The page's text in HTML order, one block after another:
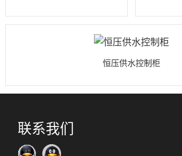
恒压供水控制柜
联系我们